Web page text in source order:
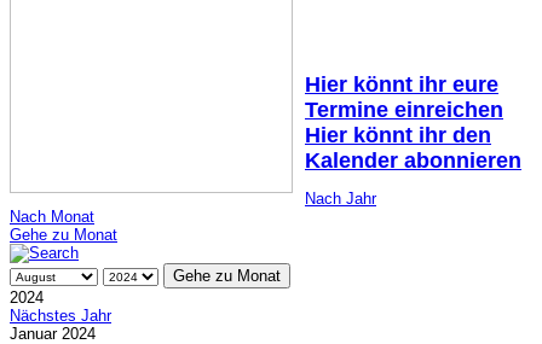
Hier könnt ihr eure
Termine einreichen
Hier könnt ihr den
Kalender abonnieren
Nach Jahr
Nach Monat
Gehe zu Monat
Gehe zu Monat
2024
Nächstes Jahr
Januar 2024